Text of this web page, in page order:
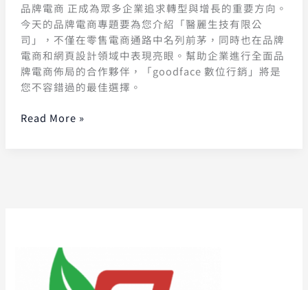
品牌電商 正成為眾多企業追求轉型與增長的重要方向。
今天的品牌電商專題要為您介紹「醫麗生技有限公
司」，不僅在零售電商通路中名列前茅，同時也在品牌
電商和網頁設計領域中表現亮眼。幫助企業進行全面品
牌電商佈局的合作夥伴，「goodface 數位行銷」將是
您不容錯過的最佳選擇。
Read More »